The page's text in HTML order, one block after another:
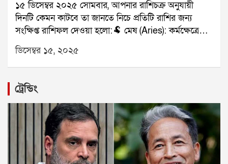
১৫ ডিসেম্বর ২০২৫ সোমবার, আপনার রাশিচক্র অনুযায়ী
দিনটি কেমন কাটবে তা জানতে নিচে প্রতিটি রাশির জন্য
সংক্ষিপ্ত রাশিফল দেওয়া হলো:🐏 মেষ (Aries): কর্মক্ষেত্রে
সুখবর।🐂 বৃষ (Taurus): পরিবারের দায়িত্ব।👥 মিথুন
(Gemini): সৃজনশীল কাজে সাফল্য।🦀 কর্কট (Cancer):
ক্লান্তি বাড়বে।🦁 সিংহ (Leo): আর্থিক লাভ।🌾 কন্যা (Virgo):
প্রেমে স্বস্তি।⚖️ তুলা (Libra): ভ্রমণের প্রস্তুতি।🦂 বৃশ্চিক
(Scorpio): অর্থ ফেরত সম্ভাবনা।🏹 ধনু (Sagittarius): কাজ
সফল।🐐 মকর (Capricorn): ভুল বোঝাবুঝি দূর।🌊 কুম্ভ
(Aquarius): সহায়তা মিলবে।🐟 মীন (Pisces): নথিপত্র
ভালো যাবে।যে কোনও সমস্যার স্থায়ী সমাধানের জন্য
যোগাযোগ করুনঃ শ্রী সূপর্ণ (জ্যোতিষী)যোগাযোগঃ
৯৮৩০০৬৫২৪০, ওয়েবসাইটঃ www.srisuparna.com
ডিসেম্বর ১৫, ২০২৫
ট্রেন্ডিং